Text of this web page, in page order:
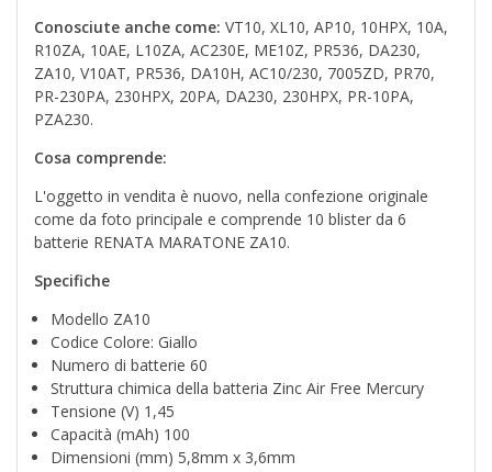
Conosciute anche come: VT10, XL10, AP10, 10HPX, 10A,
R10ZA, 10AE, L10ZA, AC230E, ME10Z, PR536, DA230,
ZA10, V10AT, PR536, DA10H, AC10/230, 7005ZD, PR70,
PR-230PA, 230HPX, 20PA, DA230, 230HPX, PR-10PA,
PZA230.
Cosa comprende:
L'oggetto in vendita è nuovo, nella confezione originale
come da foto principale e comprende 10 blister da 6
batterie RENATA MARATONE ZA10.
Specifiche
Modello ZA10
Codice Colore: Giallo
Numero di batterie 60
Struttura chimica della batteria Zinc Air Free Mercury
Tensione (V) 1,45
Capacità (mAh) 100
Dimensioni (mm) 5,8mm x 3,6mm